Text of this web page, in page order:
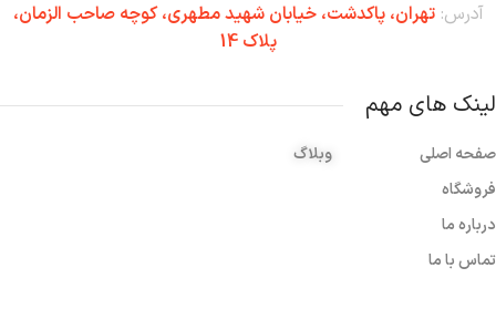
آدرس:تهران،‌ پاکدشت، خیابان شهید مطهری، کوچه صاحب الزمان،
پلاک 14
لینک های مهم
صفحه اصلی
فروشگاه
درباره ما
تماس با ما
وبلاگ